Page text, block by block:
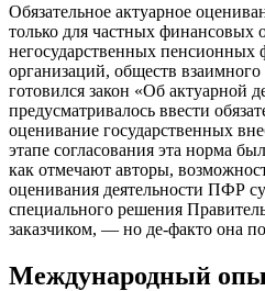
Обязательное актуарное
только для частных финансовых
негосударственных пенсионных
организаций, обществ взаимного
готовился закон «Об актуарной
предусматривалось ввести
оценивание государственных
этапе согласования эта норма
как отмечают авторы,
оценивания деятельности ПФР
специального решения
заказчиком, — но де-факто она
Международный